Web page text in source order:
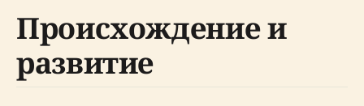
Происхождение и
развитие